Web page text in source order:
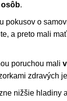
osôb.
pokusov o
a preto mali
poruchou mali
zdravých
nižšie hladiny